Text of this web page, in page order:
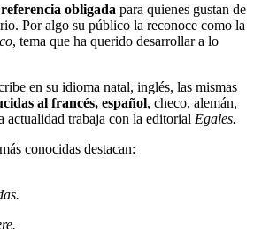
referencia obligada para quienes gustan de
Por algo su público la reconoce como la
, tema que ha querido desarrollar a lo
en su idioma natal, inglés, las mismas
al francés, español, checo, alemán,
actualidad trabaja con la editorial Egales.
conocidas destacan: